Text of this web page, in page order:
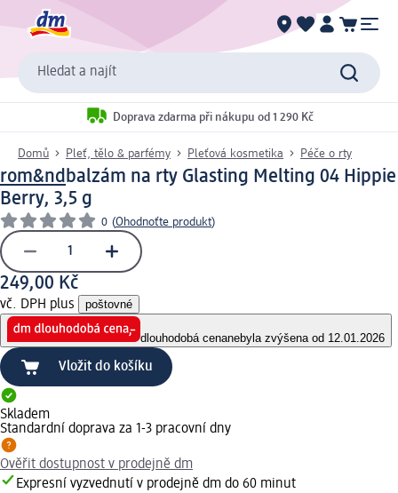
Hledat a najít
Doprava zdarma při nákupu od 1 290 Kč
Domů Pleť, tělo & parfémy Pleťová kosmetika Péče o rty
rom&ndbalzám na rty Glasting Melting 04 Hippie
Berry, 3,5 g
0 (Ohodnoťte produkt)
249,00 Kč
vč. DPH plus poštovné
dlouhodobá cenanebyla zvýšena od 12.01.2026
Vložit do košíku
Skladem
Standardní doprava za 1-3 pracovní dny
Ověřit dostupnost v prodejně dm
Expresní vyzvednutí v prodejně dm do 60 minut